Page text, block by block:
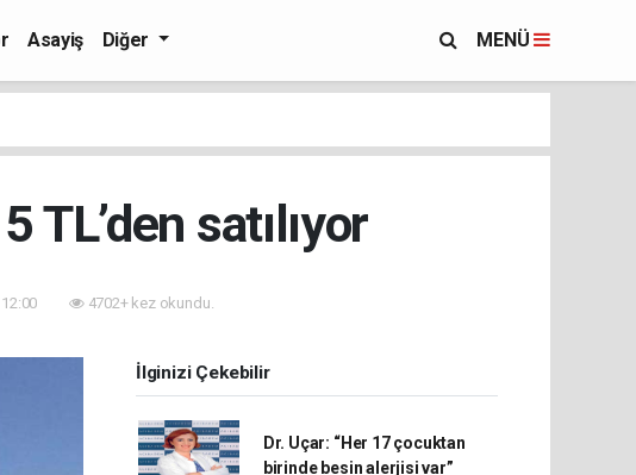
Asayiş Diğer MENÜ
satılıyor
4702+ kez okundu.
İlginizi Çekebilir
Dr. Uçar: “Her 17 çocuktan
birinde besin alerjisi var”